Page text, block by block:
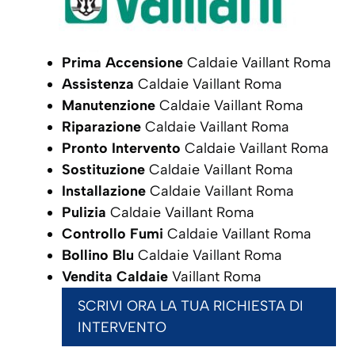
Prima Accensione Caldaie Vaillant Roma
Assistenza Caldaie Vaillant Roma
Manutenzione Caldaie Vaillant Roma
Riparazione Caldaie Vaillant Roma
Pronto Intervento Caldaie Vaillant Roma
Sostituzione Caldaie Vaillant Roma
Installazione Caldaie Vaillant Roma
Pulizia Caldaie Vaillant Roma
Controllo Fumi Caldaie Vaillant Roma
Bollino Blu Caldaie Vaillant Roma
Vendita Caldaie Vaillant Roma
SCRIVI ORA LA TUA RICHIESTA DI
INTERVENTO